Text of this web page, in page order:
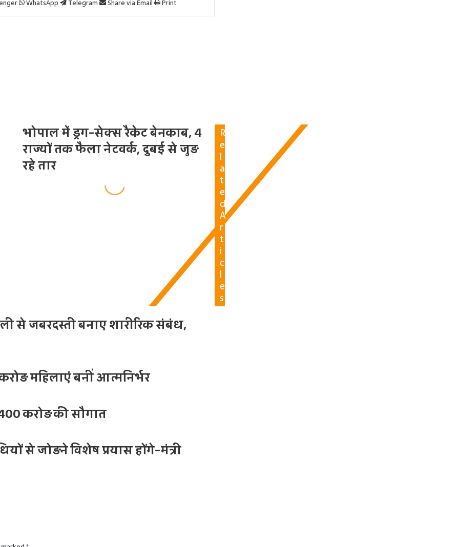
WhatsApp Telegram Share via Email Print
भोपाल में ड्रग-सेक्स रैकेट बेनकाब, 4
राज्यों तक फैला नेटवर्क, दुबई से जुड़
रहे तार
R
e
l
a
t
e
d
A
r
t
i
c
l
e
s
से जबरदस्ती बनाए शारीरिक संबंध,
महिलाएं बनीं आत्मनिर्भर
करोड़ की सौगात
से जोड़ने विशेष प्रयास होंगे-मंत्री